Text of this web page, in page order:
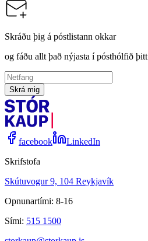
Skráðu þig á póstlistann okkar
og fáðu allt það nýjasta í pósthólfið þitt
Skrá mig
facebook
LinkedIn
Skrifstofa
Skútuvogur 9, 104 Reykjavík
Opnunartími: 8-16
Sími: 515 1500